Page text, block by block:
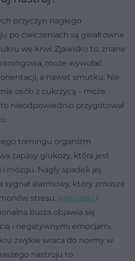
przyczyn nagłego
po ćwiczeniach są gwałtowne
we krwi. Zjawisko to, znane
może wywołać
a nawet smutku. Nie
osób z cukrzycą – może
nieodpowiednio przygotował
treningu organizm
zapasy glukozy, która jest
mózgu. Nagły spadek jej
sygnał alarmowy, który zmusza
stresu: kortyzolu i
burza objawia się
i negatywnymi emocjami.
zwykle wraca do normy w
nastroju to